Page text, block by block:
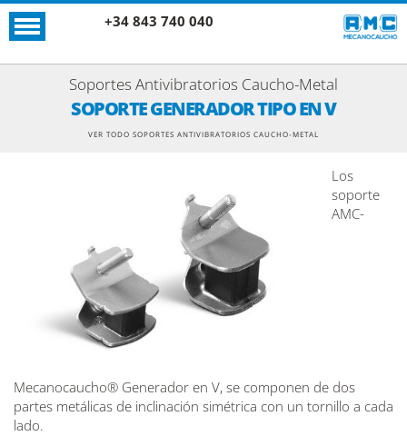
+34 843 740 040
Soportes Antivibratorios Caucho-Metal
SOPORTE GENERADOR TIPO EN V
VER TODO SOPORTES ANTIVIBRATORIOS CAUCHO-METAL
Los
soporte
AMC-
Mecanocaucho® Generador en V, se componen de dos
partes metálicas de inclinación simétrica con un tornillo a cada
lado.